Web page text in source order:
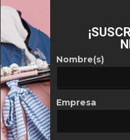
Nombre(s)
Empresa